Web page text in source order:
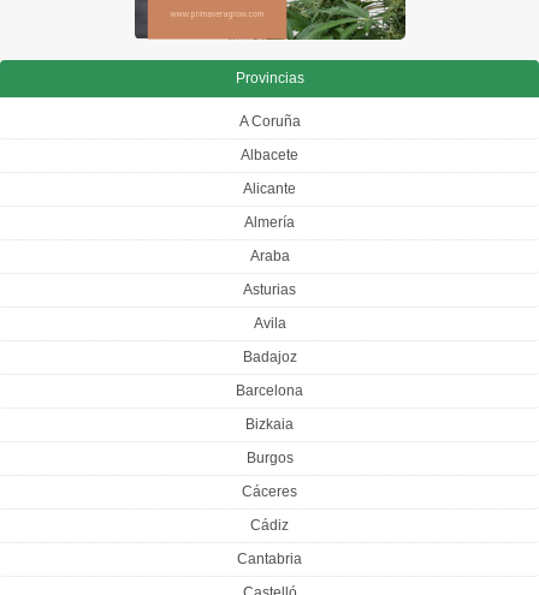
Provincias
A Coruña
Albacete
Alicante
Almería
Araba
Asturias
Avila
Badajoz
Barcelona
Bizkaia
Burgos
Cáceres
Cádiz
Cantabria